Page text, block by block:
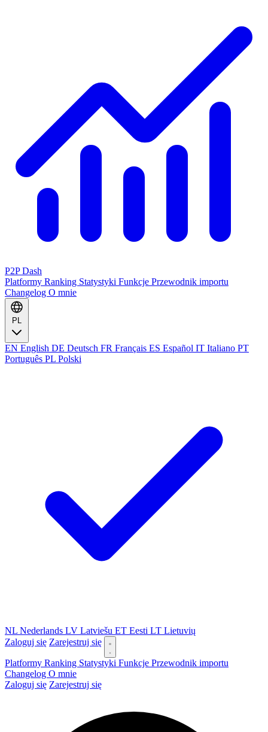
P2P Dash
Platformy Ranking Statystyki Funkcje Przewodnik importu
Changelog O mnie
PL
EN English DE Deutsch FR Français ES Español IT Italiano PT
Português PL Polski
NL Nederlands LV Latviešu ET Eesti LT Lietuvių
Zaloguj się Zarejestruj się
Platformy Ranking Statystyki Funkcje Przewodnik importu
Changelog O mnie
Zaloguj się Zarejestruj się